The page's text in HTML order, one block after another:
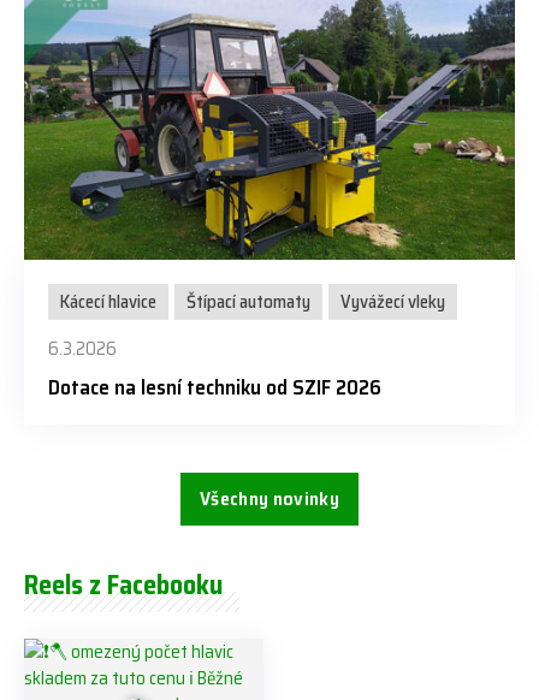
Kácecí hlavice Štípací automaty
Vyvážecí vleky
6.3.2026
Dotace na lesní techniku od SZIF 2026
Všechny novinky
Reels z Facebooku